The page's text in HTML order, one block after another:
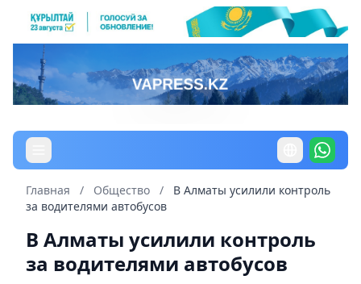
Главная / Общество /
В Алматы усилили контроль
за водителями автобусов
В Алматы усилили контроль
за водителями автобусов